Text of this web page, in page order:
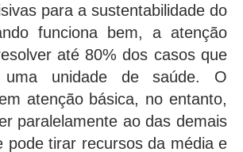
para a sustentabilidade do
funciona bem, a atenção
até 80% dos casos que
unidade de saúde. O
atenção básica, no entanto,
paralelamente ao das demais
pode tirar recursos da média e